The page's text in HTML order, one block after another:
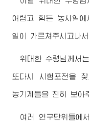
어렵고 힘든 농사일
일이 가르쳐주시고나
위대한 수령님께서
또다시 시험포전을
농기계들을 친히 보아
여러 연구단위들에